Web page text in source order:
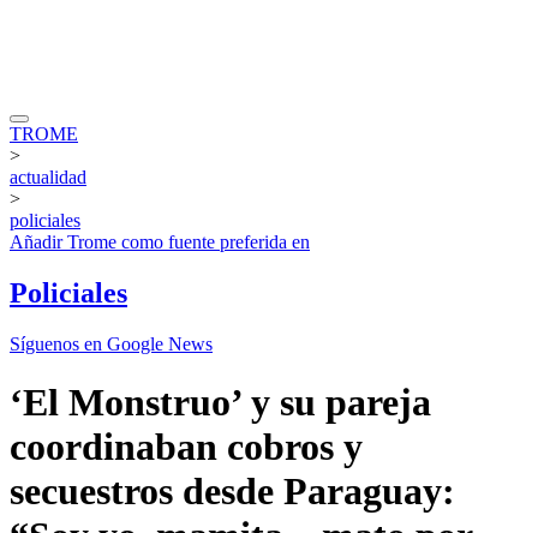
TROME
>
actualidad
>
policiales
AñadirTrome como fuente preferida en
Policiales
Síguenos en Google News
‘El Monstruo’ y su pareja
coordinaban cobros y
secuestros desde Paraguay: